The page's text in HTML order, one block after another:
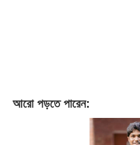
আরো পড়তে পারেন: